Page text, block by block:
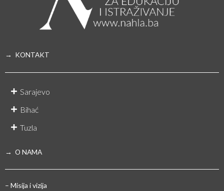
→ KONTAKT
Sarajevo
Bihać
Tuzla
→ O NAMA
– Misija i vizija